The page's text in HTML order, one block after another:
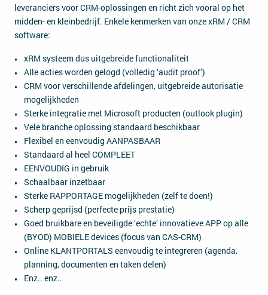
leveranciers voor CRM-oplossingen en richt zich vooral op het
midden- en kleinbedrijf. Enkele kenmerken van onze xRM / CRM
software:
xRM systeem dus uitgebreide functionaliteit
Alle acties worden gelogd (volledig ‘audit proof’)
CRM voor verschillende afdelingen, uitgebreide autorisatie
mogelijkheden
Sterke integratie met Microsoft producten (outlook plugin)
Vele branche oplossing standaard beschikbaar
Flexibel en eenvoudig AANPASBAAR
Standaard al heel COMPLEET
EENVOUDIG in gebruik
Schaalbaar inzetbaar
Sterke RAPPORTAGE mogelijkheden (zelf te doen!)
Scherp geprijsd (perfecte prijs prestatie)
Goed bruikbare en beveiligde ‘echte’ innovatieve APP op alle
(BYOD) MOBIELE devices (focus van CAS-CRM)
Online KLANTPORTALS eenvoudig te integreren (agenda,
planning, documenten en taken delen)
Enz.. enz..